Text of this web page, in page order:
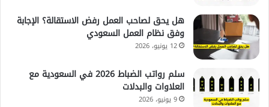
هل يحق لصاحب العمل رفض الاستقالة؟ الإجابة
وفق نظام العمل السعودي
12 يونيو، 2026
سلم رواتب الضباط 2026 في السعودية مع
العلاوات والبدلات
9 يونيو، 2026